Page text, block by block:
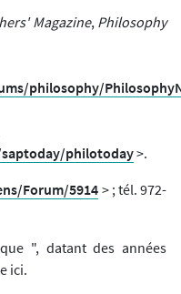
Magazine, Philosophy
philosophy/
philotoday>.
Forum/5914 > ; tél. 972-
", datant des années
ici.